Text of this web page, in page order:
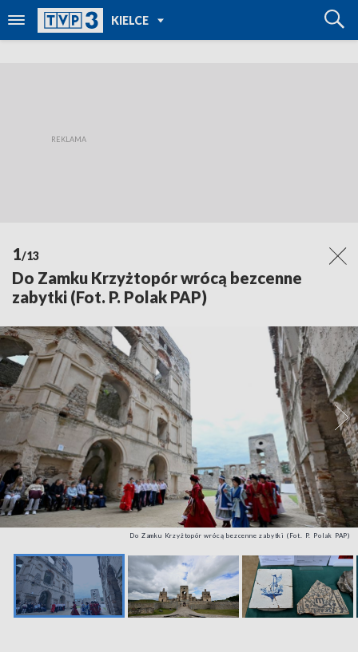
KIELCE
TVP REGIONY
1/13
Do Zamku Krzyżtopór wrócą bezcenne
zabytki (Fot. P. Polak PAP)
Do Zamku Krzyżtopór wrócą bezcenne zabytki (Fot. P. Polak PAP)